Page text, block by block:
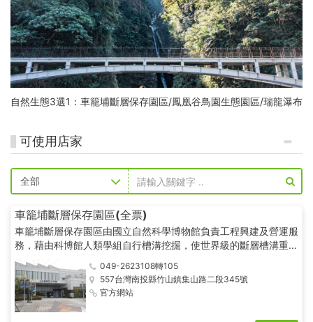
自然生態3選1：車籠埔斷層保存園區/鳳凰谷鳥園生態園區/瑞龍瀑布
可使用店家
車籠埔斷層保存園區(全票)
車籠埔斷層保存園區由國立自然科學博物館負責工程興建及營運服
務，藉由科博館人類學組自行槽溝挖掘，使世界級的斷層槽溝重現
世人眼前，並於102年5月1日正式開館，與鄰近的鳳凰谷鳥園生態
園區、921地震教育園區共同組成完整的地質與自然生態園區。 本
園區扮演著以下的重要角色：保存車籠埔斷層地質剖面景觀、傳遞
地震和地質及環境生態科普知識、持續並協助國內外地質相關研
究。
049-2623108轉105
557台灣南投縣竹山鎮集山路二段345號
官方網站